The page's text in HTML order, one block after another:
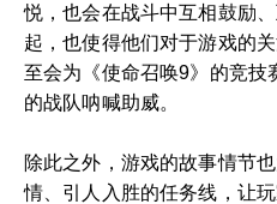
悦，也会在战斗中互相鼓励
起，也使得他们对于游戏的
至会为《使命召唤9》的竞技
的战队呐喊助威。
除此之外，游戏的故事情节
情、引人入胜的任务线，让